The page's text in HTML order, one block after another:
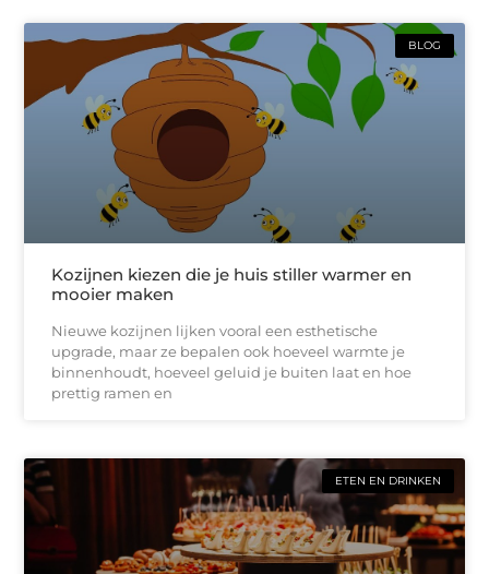
BLOG
Kozijnen kiezen die je huis stiller warmer en
mooier maken
Nieuwe kozijnen lijken vooral een esthetische
upgrade, maar ze bepalen ook hoeveel warmte je
binnenhoudt, hoeveel geluid je buiten laat en hoe
prettig ramen en
ETEN EN DRINKEN